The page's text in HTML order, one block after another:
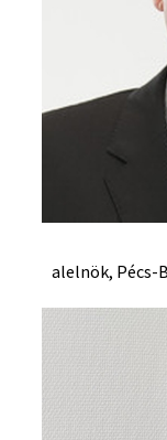
alelnök, Pécs-